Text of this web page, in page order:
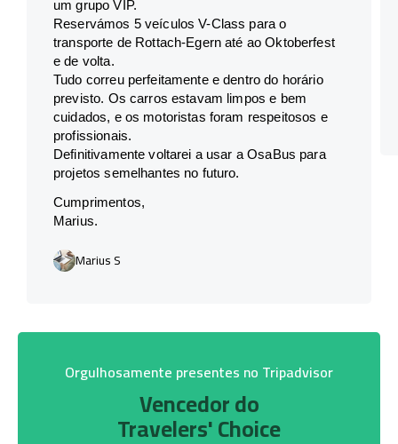
um grupo VIP.
Reservámos 5 veículos V-Class para o
transporte de Rottach-Egern até ao Oktoberfest
e de volta.
Tudo correu perfeitamente e dentro do horário
previsto. Os carros estavam limpos e bem
cuidados, e os motoristas foram respeitosos e
profissionais.
Definitivamente voltarei a usar a OsaBus para
projetos semelhantes no futuro.
Cumprimentos,
Marius.
Marius S
Orgulhosamente presentes no Tripadvisor
Vencedor do
Travelers' Choice